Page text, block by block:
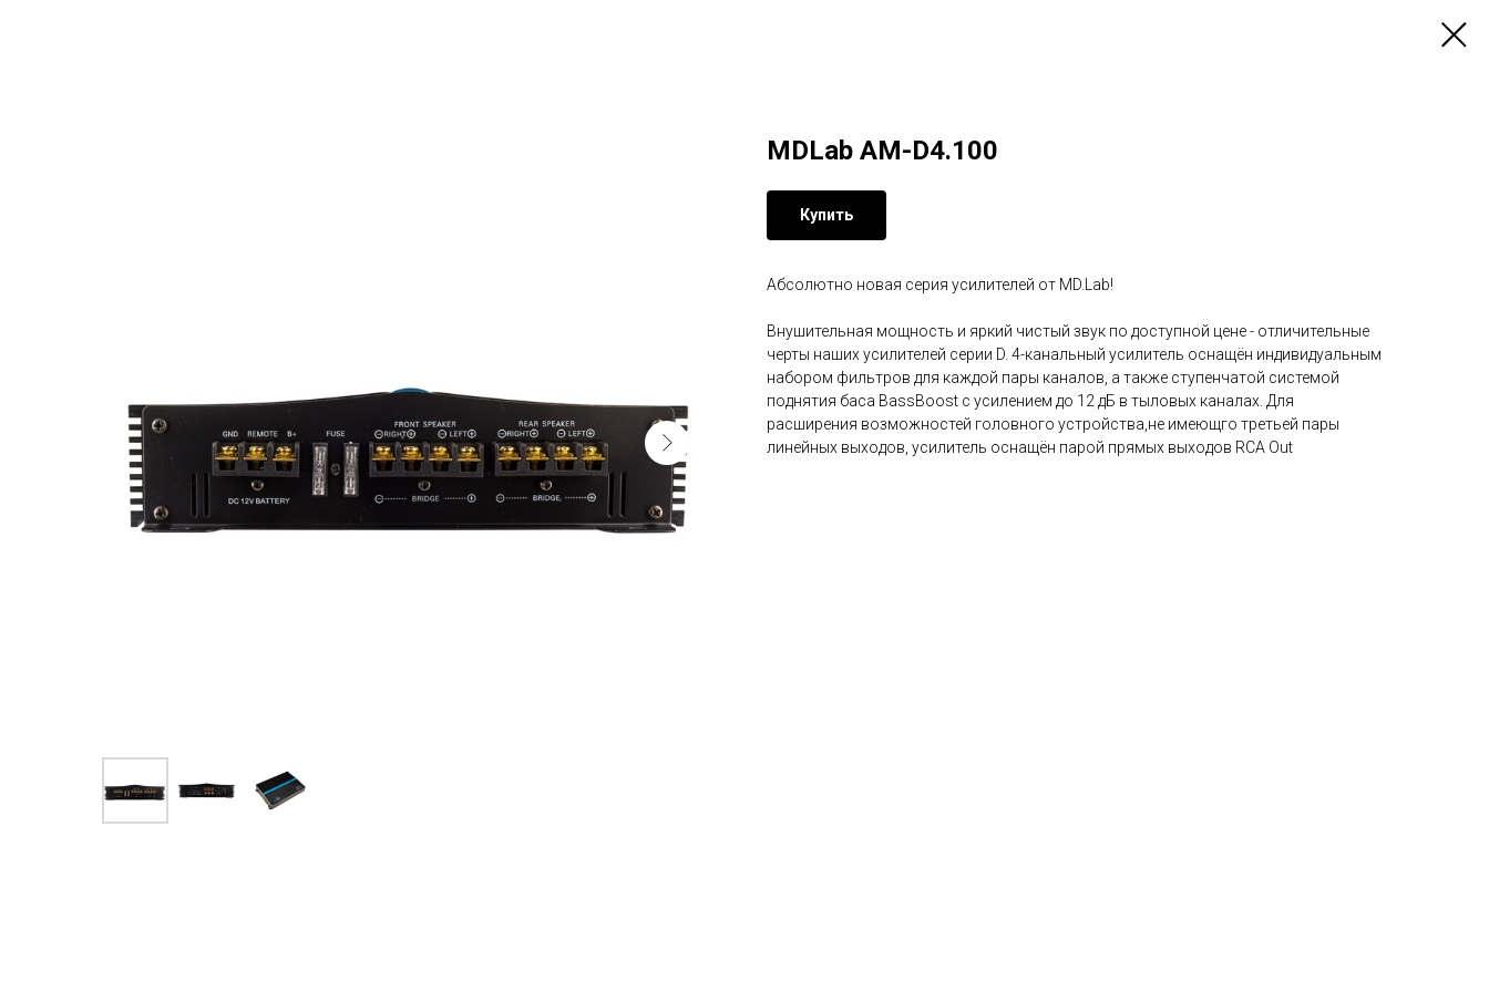
MDLab AM-D4.100
Купить
Абсолютно новая серия усилителей от MD.Lab!
Внушительная мощность и яркий чистый звук по доступной цене - отличительные
черты наших усилителей серии D. 4-канальный усилитель оснащён индивидуальным
набором фильтров для каждой пары каналов, а также ступенчатой системой
поднятия баса BassBoost с усилением до 12 дБ в тыловых каналах. Для
расширения возможностей головного устройства,не имеющго третьей пары
линейных выходов, усилитель оснащён парой прямых выходов RCA Out